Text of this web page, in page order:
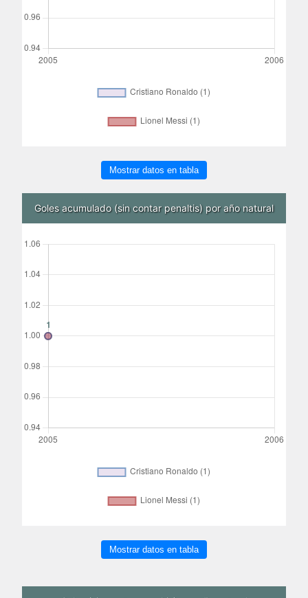
Mostrar datos en tabla
Goles acumulado (sin contar penaltis) por año natural
Mostrar datos en tabla